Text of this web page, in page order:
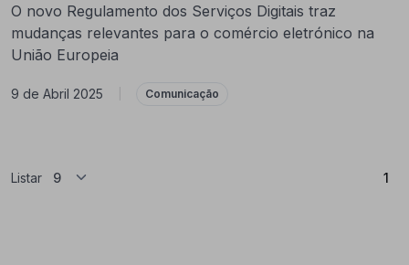
O novo Regulamento dos Serviços Digitais traz
mudanças relevantes para o comércio eletrónico na
União Europeia
9 de Abril 2025 Comunicação
Listar 1